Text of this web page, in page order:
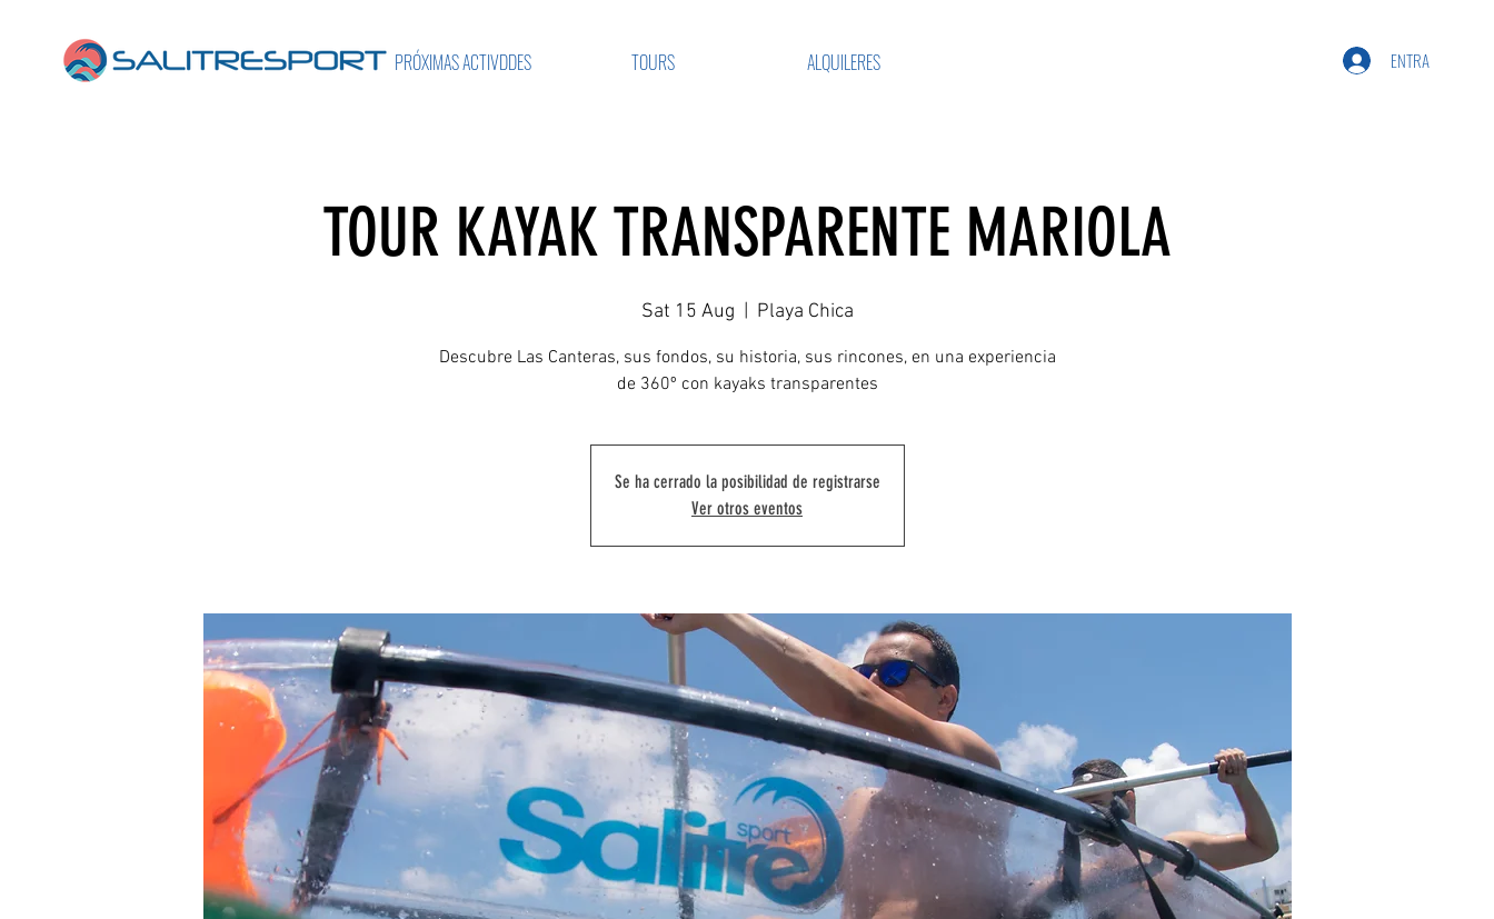
PRÓXIMAS ACTIVDDES TOURS ALQUILERES ENTRA
TOUR KAYAK TRANSPARENTE MARIOLA
Sat 15 Aug Playa Chica
Descubre Las Canteras, sus fondos, su historia, sus rincones, en una experiencia
de 360º con kayaks transparentes
Se ha cerrado la posibilidad de registrarse
Ver otros eventos